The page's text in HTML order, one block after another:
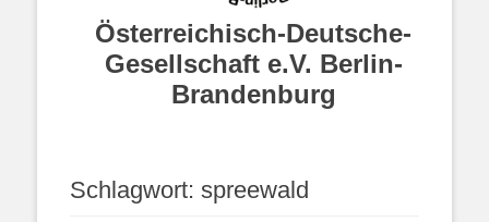
Österreichisch-Deutsche-
Gesellschaft e.V. Berlin-
Brandenburg
Schlagwort: spreewald